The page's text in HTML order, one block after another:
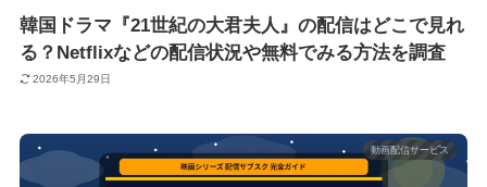
韓国ドラマ『21世紀の大君夫人』の配信はどこで見れ
る？Netflixなどの配信状況や無料でみる方法を調査
2026年5月29日
動画配信サービス